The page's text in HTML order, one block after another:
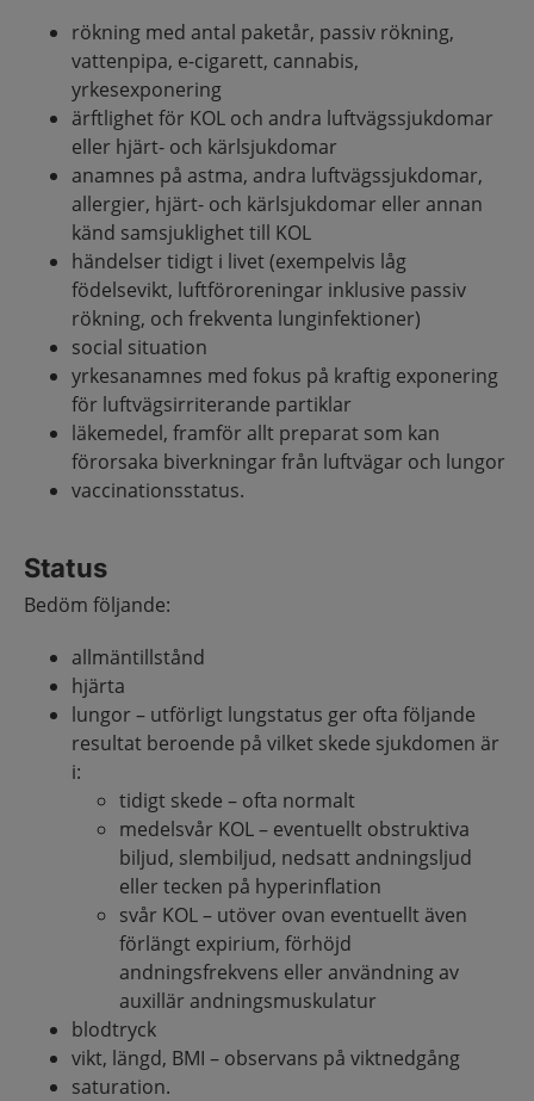
rökning med antal paketår, passiv rökning,
vattenpipa, e-cigarett, cannabis,
yrkesexponering
ärftlighet för KOL och andra luftvägssjukdomar
eller hjärt- och kärlsjukdomar
anamnes på astma, andra luftvägssjukdomar,
allergier, hjärt- och kärlsjukdomar eller annan
känd samsjuklighet till KOL
händelser tidigt i livet (exempelvis låg
födelsevikt, luftföroreningar inklusive passiv
rökning, och frekventa lunginfektioner)
social situation
yrkesanamnes med fokus på kraftig exponering
för luftvägsirriterande partiklar
läkemedel, framför allt preparat som kan
förorsaka biverkningar från luftvägar och lungor
vaccinationsstatus.
Status
Bedöm följande:
allmäntillstånd
hjärta
lungor – utförligt lungstatus ger ofta följande
resultat beroende på vilket skede sjukdomen är
i:
tidigt skede – ofta normalt
medelsvår KOL – eventuellt obstruktiva
biljud, slembiljud, nedsatt andningsljud
eller tecken på hyperinflation
svår KOL – utöver ovan eventuellt även
förlängt expirium, förhöjd
andningsfrekvens eller användning av
auxillär andningsmuskulatur
blodtryck
vikt, längd, BMI – observans på viktnedgång
saturation.